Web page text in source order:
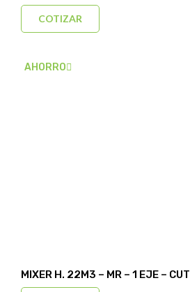
COTIZAR
AHORRO
MIXER H. 22M3 – MR – 1 EJE – CUT